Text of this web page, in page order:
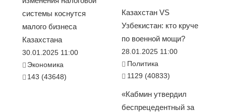
системы коснутся
малого бизнеса
Казахстана
30.01.2025 11:00
Экономика
143 (43648)
Казахстан VS
Узбекистан: кто круче
по военной мощи?
28.01.2025 11:00
Политика
1129 (40833)
«Кабмин утвердил
беспрецедентный за